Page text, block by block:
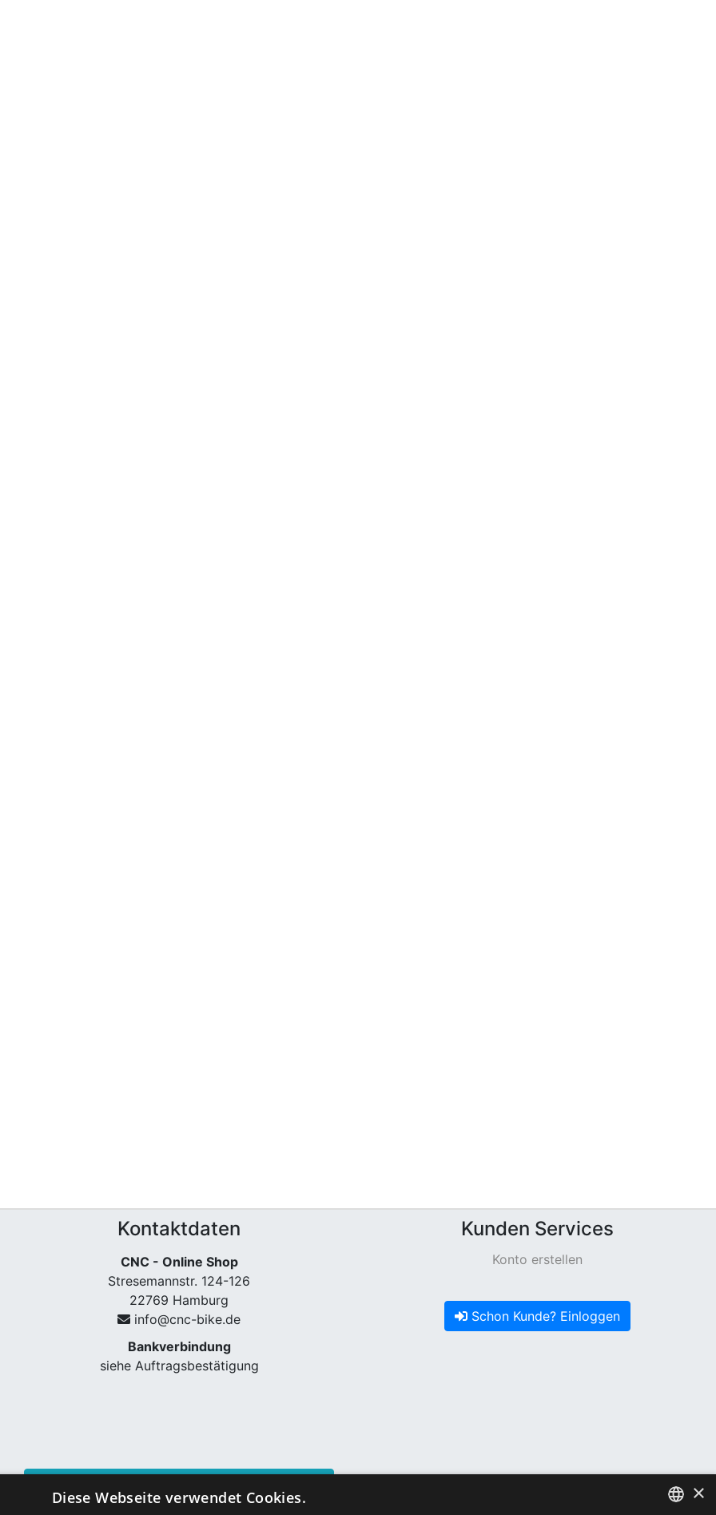
Kontaktdaten
CNC - Online Shop
Stresemannstr. 124-126
22769 Hamburg
info@cnc-bike.de
Bankverbindung
siehe Auftragsbestätigung
Kunden Services
Konto erstellen
Schon Kunde? Einloggen
×
Diese Webseite verwendet Cookies.